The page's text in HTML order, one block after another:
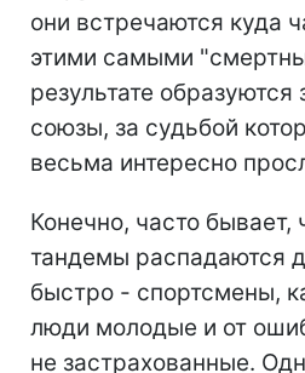
они встречаются куда
этими самыми
результате образуются
союзы, за судьбой
весьма интересно
Конечно, часто бывает,
тандемы распадаются
быстро - спортсмены,
люди молодые и от
не застрахованные.